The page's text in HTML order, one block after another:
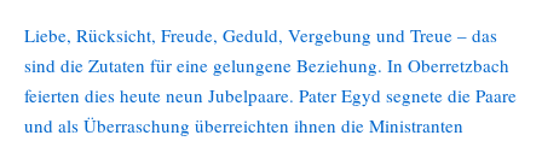
Liebe, Rücksicht, Freude, Geduld, Vergebung und Treue – das
sind die Zutaten für eine gelungene Beziehung. In Oberretzbach
feierten dies heute neun Jubelpaare. Pater Egyd segnete die Paare
und als Überraschung überreichten ihnen die Ministranten